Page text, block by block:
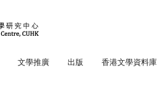
文學推廣
出版
香港文學資料庫